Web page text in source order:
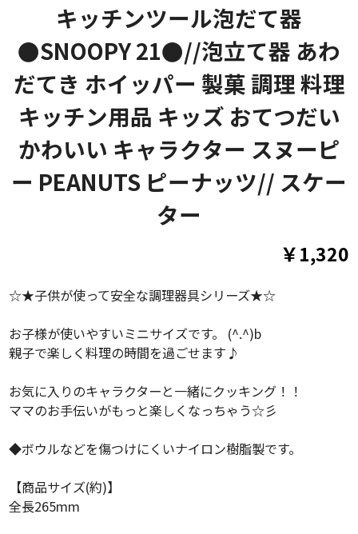
キッチンツール泡だて器
●SNOOPY 21●//泡立て器 あわ
だてき ホイッパー 製菓 調理 料理
キッチン用品 キッズ おてつだい
かわいい キャラクター スヌーピ
ー PEANUTS ピーナッツ// スケー
ター
￥1,320
☆★子供が使って安全な調理器具シリーズ★☆
お子様が使いやすいミニサイズです。 (^.^)b
親子で楽しく料理の時間を過ごせます♪
お気に入りのキャラクターと一緒にクッキング！！
ママのお手伝いがもっと楽しくなっちゃう☆彡
◆ボウルなどを傷つけにくいナイロン樹脂製です。
【商品サイズ(約)】
全長265mm